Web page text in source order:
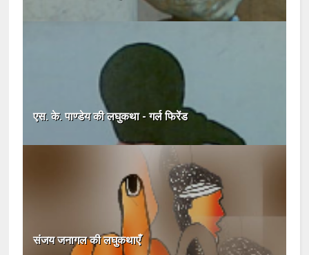
एस. के. पाण्डेय की लघुकथा - गर्ल फिरेंड
संजय जनागल की लघुकथाएँ